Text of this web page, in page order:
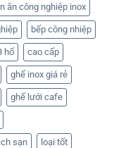
ăn công nghiệp inox
bếp công nhiệp
hố cao cấp
ghế inox giá rẻ
ghế lưới cafe
sạn loại tốt